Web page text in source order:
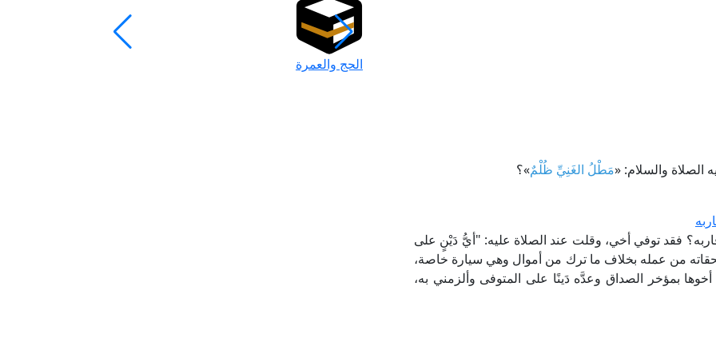
الصلاة والسلام: «مَطْلُ الغَنِيِّ ظُلْمٌ»؟
فقد توفي أخي، وقلت عند الصلاة عليه: "أيُّ دَيْنٍ على
من عمله بخلاف ما ترك من أموال وهي سيارة خاصة،
بمؤخر الصداق وعدَّه دَينًا على المتوفى وألزمني به،
الحج والعمرة